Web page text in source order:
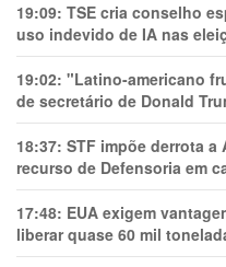
19:09: TSE cria conselho
uso indevido de IA nas
19:02: "Latino-americano
de secretário de Donald
18:37: STF impõe derrota a
recurso de Defensoria em
17:48: EUA exigem
liberar quase 60 mil